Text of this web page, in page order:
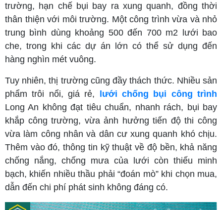
trường, hạn chế bụi bay ra xung quanh, đồng thời
thân thiện với môi trường. Một công trình vừa và nhỏ
trung bình dùng khoảng 500 đến 700 m2 lưới bao
che, trong khi các dự án lớn có thể sử dụng đến
hàng nghìn mét vuông.
Tuy nhiên, thị trường cũng đầy thách thức. Nhiều sản
phẩm trôi nổi, giá rẻ, lưới chống bụi công trình
Long An không đạt tiêu chuẩn, nhanh rách, bụi bay
khắp công trường, vừa ảnh hưởng tiến độ thi công
vừa làm công nhân và dân cư xung quanh khó chịu.
Thêm vào đó, thông tin kỹ thuật về độ bền, khả năng
chống nắng, chống mưa của lưới còn thiếu minh
bạch, khiến nhiều thầu phải “đoán mò” khi chọn mua,
dẫn đến chi phí phát sinh không đáng có.